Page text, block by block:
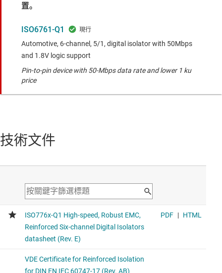
置。
ISO6761-Q1
Automotive, 6-channel, 5/1, digital isolator with 50Mbps
and 1.8V logic support
Pin-to-pin device with 50-Mbps data rate and lower 1 ku
price
技術文件